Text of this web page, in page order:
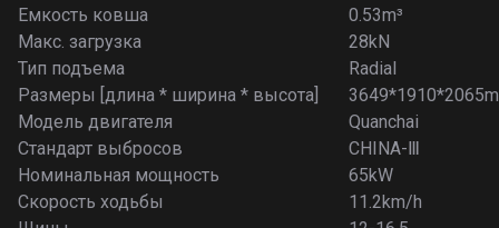
Емкость ковша
0.53m³
Макс. загрузка
28kN
Тип подъема
Radial
Размеры [длина * ширина * высота]
Модель двигателя
Quanchai
Стандарт выбросов
CHINA-Ⅲ
Номинальная мощность
65kW
Скорость ходьбы
11.2km/h